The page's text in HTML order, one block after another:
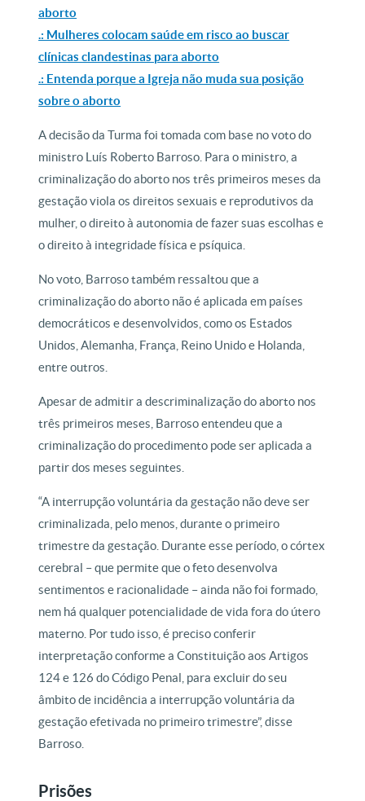
aborto
.: Mulheres colocam saúde em risco ao buscar
clínicas clandestinas para aborto
.: Entenda porque a Igreja não muda sua posição
sobre o aborto
A decisão da Turma foi tomada com base no voto do
ministro Luís Roberto Barroso. Para o ministro, a
criminalização do aborto nos três primeiros meses da
gestação viola os direitos sexuais e reprodutivos da
mulher, o direito à autonomia de fazer suas escolhas e
o direito à integridade física e psíquica.
No voto, Barroso também ressaltou que a
criminalização do aborto não é aplicada em países
democráticos e desenvolvidos, como os Estados
Unidos, Alemanha, França, Reino Unido e Holanda,
entre outros.
Apesar de admitir a descriminalização do aborto nos
três primeiros meses, Barroso entendeu que a
criminalização do procedimento pode ser aplicada a
partir dos meses seguintes.
“A interrupção voluntária da gestação não deve ser
criminalizada, pelo menos, durante o primeiro
trimestre da gestação. Durante esse período, o córtex
cerebral – que permite que o feto desenvolva
sentimentos e racionalidade – ainda não foi formado,
nem há qualquer potencialidade de vida fora do útero
materno. Por tudo isso, é preciso conferir
interpretação conforme a Constituição aos Artigos
124 e 126 do Código Penal, para excluir do seu
âmbito de incidência a interrupção voluntária da
gestação efetivada no primeiro trimestre”, disse
Barroso.
Prisões